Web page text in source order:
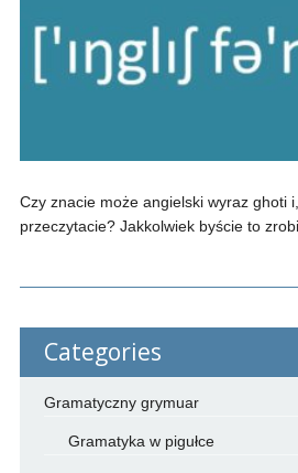
Czy znacie może angielski wyraz ghoti
przeczytacie? Jakkolwiek byście to
Categories
Gramatyczny grymuar
Gramatyka w pigułce